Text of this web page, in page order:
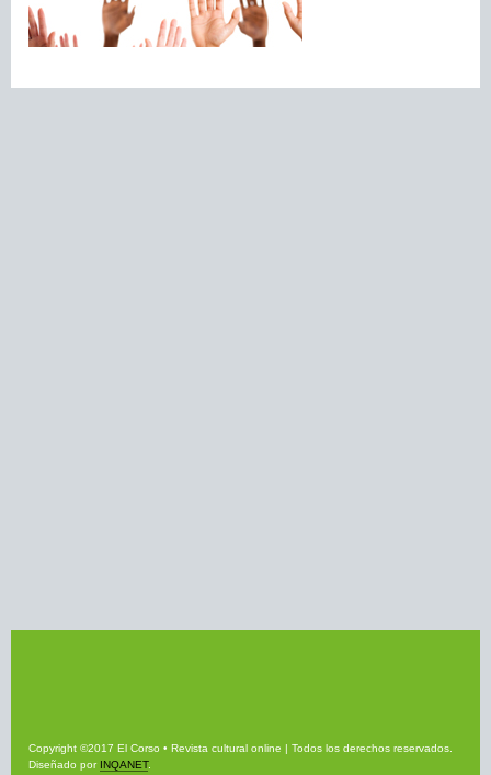
Copyright ©2017 El Corso • Revista cultural online | Todos los derechos reservados.
Diseñado por INQANET.